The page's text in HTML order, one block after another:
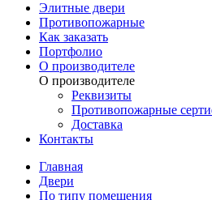
Элитные двери
Противопожарные
Как заказать
Портфолио
О производителе
О производителе
Реквизиты
Противопожарные
Доставка
Контакты
Главная
Двери
По типу помещения